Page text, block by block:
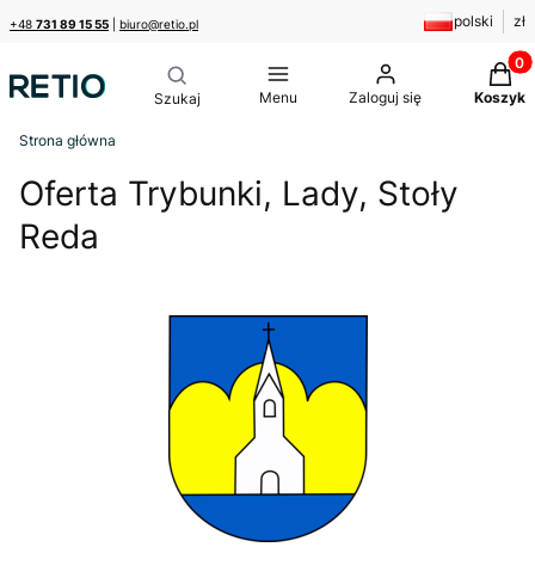
+48 731 89 15 55 biuro@retio.pl polski zł
Menu Zaloguj się Koszyk
Strona główna
Oferta Trybunki, Lady, Stoły
Reda